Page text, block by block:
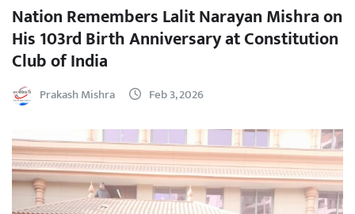
Nation Remembers Lalit Narayan Mishra on
His 103rd Birth Anniversary at Constitution
Club of India
Prakash Mishra Feb 3, 2026